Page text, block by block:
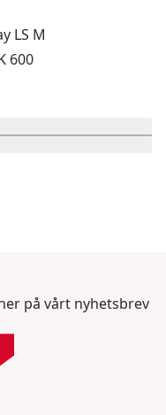
LS M
600
på vårt nyhetsbrev